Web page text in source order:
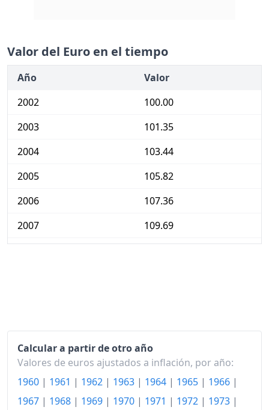
Valor del Euro en el tiempo
Año
Valor
2002
100.00
2003
101.35
2004
103.44
2005
105.82
2006
107.36
2007
109.69
2012
122.60
2014
127.06
Calcular a partir de otro año
Valores de euros ajustados a inflación, por año:
1960 | 1961 | 1962 | 1963 | 1964 | 1965 | 1966 |
1967 | 1968 | 1969 | 1970 | 1971 | 1972 | 1973 |